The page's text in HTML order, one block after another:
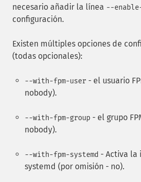
necesario añadir la línea --
configuración.
Existen múltiples opciones de
(todas opcionales):
--with-fpm-user - el usuario
nobody).
--with-fpm-group - el grupo
nobody).
--with-fpm-systemd - Activa la
systemd (por omisión - no).